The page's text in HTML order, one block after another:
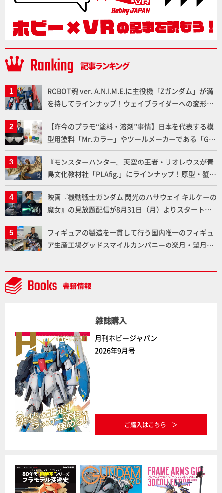
ROBOT魂 ver. A.N.I.M.E.に主役機「Zガンダム」が満
を持してラインナップ！ウェイブライダーへの変形、
劇中どおりのプロポーションを再現【機動戦士Zガン
ダム】
【昨今のプラモ“塗料・溶剤”事情】日本を代表する模
型用塗料「Mr.カラー」やツールメーカーである「GSI
クレオス」が語るラッカー塗料の未来とは？
『モンスターハンター』天空の王者・リオレウスが青
島文化教材社「PLAfig.」にラインナップ！原型・蟹蟲
修造氏の彩色作例で超ハイディテールかつ躍動感に満
ちた造形をチェック
映画『機動戦士ガンダム 閃光のハサウェイ キルケーの
魔女』の見放題配信が8月31日（月）よりスタート！
Prime Videoで国内独占配信
フィギュアの製造を一貫して行う国内唯一のフィギュ
ア生産工場グッドスマイルカンパニーの楽月・望月工
AAAヴンダー』の続報も！
雑誌購入
月刊ホビージャパン
2026年9月号
ご購入はこちら